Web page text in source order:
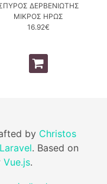
ΔΕΡΒΕΝΙΩΤΗΣ
ΜΙΚΡΟΣ ΗΡΩΣ
16.92€
by Christos
Laravel. Based on
Vue.js.